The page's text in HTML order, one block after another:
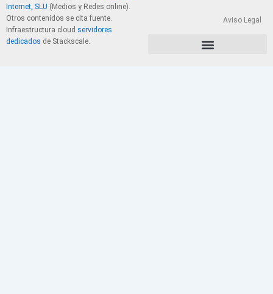
Internet, SLU (Medios y Redes online).
Otros contenidos se cita fuente.
Infraestructura cloud servidores
dedicados de Stackscale.
Aviso Legal